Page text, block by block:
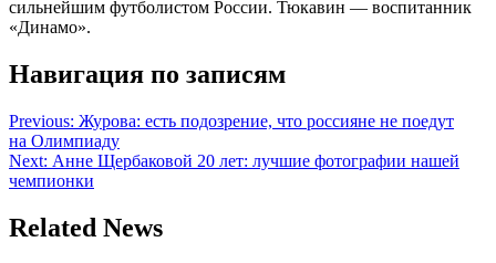
сильнейшим футболистом России. Тюкавин — воспитанник
«Динамо».
Навигация по записям
Previous: Журова: есть подозрение, что россияне не поедут
на Олимпиаду
Next: Анне Щербаковой 20 лет: лучшие фотографии нашей
чемпионки
Related News